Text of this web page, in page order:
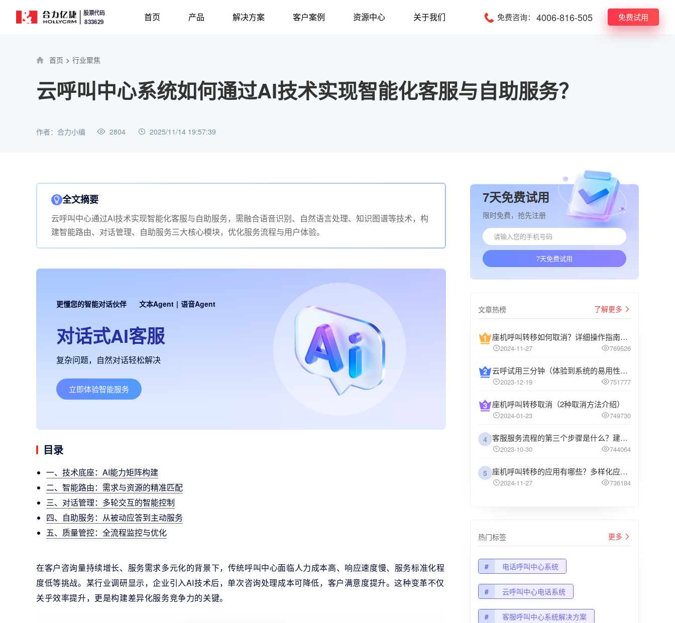
股票代码
833629 首页 产品 解决方案 客户案例 资源中心 关于我们 免费咨询： 4006-816-505 免费试用
首页 > 行业聚焦
云呼叫中心系统如何通过AI技术实现智能化客服与自助服务？
作者：合力小编 2804 2025/11/14 19:57:39
全文摘要
云呼叫中心通过AI技术实现智能化客服与自助服务，需融合语音识别、自然语言处理、知识图谱等技术，构
建智能路由、对话管理、自助服务三大核心模块，优化服务流程与用户体验。
更懂您的智能对话伙伴 文本Agent | 语音Agent
对话式AI客服
复杂问题，自然对话轻松解决
立即体验智能服务
目录
一、技术底座：AI能力矩阵构建
二、智能路由：需求与资源的精准匹配
三、对话管理：多轮交互的智能控制
四、自助服务：从被动应答到主动服务
五、质量管控：全流程监控与优化
在客户咨询量持续增长、服务需求多元化的背景下，传统呼叫中心面临人力成本高、响应速度慢、服务标准化程
度低等挑战。某行业调研显示，企业引入AI技术后，单次咨询处理成本可降低，客户满意度提升。这种变革不仅
关乎效率提升，更是构建差异化服务竞争力的关键。
7天免费试用
限时免费，抢先注册
7天免费试用
文章热榜 了解更多
座机呼叫转移如何取消？详细操作指南介绍
2024-11-27 769526
云呼试用三分钟（体验到系统的易用性和高效性）
2023-12-19 751777
座机呼叫转移取消（2种取消方法介绍）
2024-01-23 749730
4 客服服务流程的第三个步骤是什么？建议企业阅读
2023-10-30 744064
5 座机呼叫转移的应用有哪些？多样化应用场景解析
2024-11-27 736184
热门标签 更多
# 电话呼叫中心系统
# 云呼叫中心电话系统
# 客服呼叫中心系统解决方案